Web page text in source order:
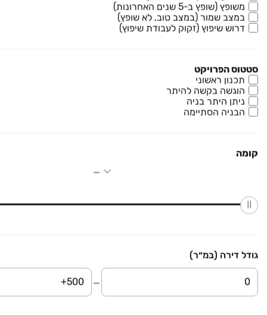
משופץ (שופץ ב-5 שנים האחרונות)
במצב שמור (במצב טוב, לא שופץ)
דרוש שיפוץ (זקוק לעבודת שיפוץ)
סטטוס הפרויקט
תכנון ראשוני
הוגשה בקשה להיתר
ניתן היתר בניה
הבניה הסתיימה
קומה
גודל דירה (במ״ר)
צה"ל
₪ 4,990,000
בית פרטי/ קוטג', מוטה גור, גן יבנה